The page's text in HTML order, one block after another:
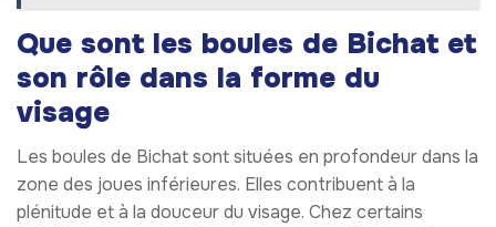
Que sont les boules de Bichat et
son rôle dans la forme du
visage
Les boules de Bichat sont situées en profondeur dans la
zone des joues inférieures. Elles contribuent à la
plénitude et à la douceur du visage. Chez certains